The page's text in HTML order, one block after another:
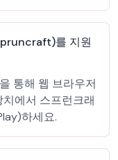
를 지원
통해 웹 브라우저
에서 스프런크래
하세요.